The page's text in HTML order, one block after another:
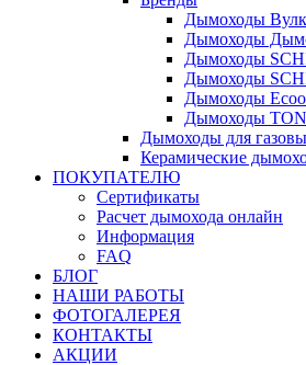
Дымоходы
Дымоходы
Дымоходы
Дымоходы
Дымоходы
Дымоходы
Дымоходы для
Керамические
ПОКУПАТЕЛЮ
Сертификаты
Расчет дымохода онлайн
Информация
FAQ
БЛОГ
НАШИ РАБОТЫ
ФОТОГАЛЕРЕЯ
КОНТАКТЫ
АКЦИИ